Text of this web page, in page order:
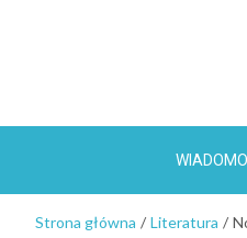
Strona główna Literatura